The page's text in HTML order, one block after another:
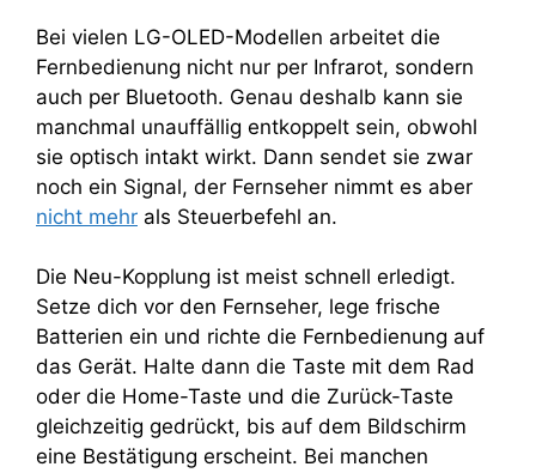
Bei vielen LG-OLED-Modellen arbeitet die
Fernbedienung nicht nur per Infrarot, sondern
auch per Bluetooth. Genau deshalb kann sie
manchmal unauffällig entkoppelt sein, obwohl
sie optisch intakt wirkt. Dann sendet sie zwar
noch ein Signal, der Fernseher nimmt es aber
nicht mehr als Steuerbefehl an.
Die Neu-Kopplung ist meist schnell erledigt.
Setze dich vor den Fernseher, lege frische
Batterien ein und richte die Fernbedienung auf
das Gerät. Halte dann die Taste mit dem Rad
oder die Home-Taste und die Zurück-Taste
gleichzeitig gedrückt, bis auf dem Bildschirm
eine Bestätigung erscheint. Bei manchen